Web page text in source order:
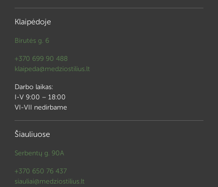
Klaipėdoje
Birutės g. 6
+370 699 90 488
klaipeda@medziostilius.lt
Darbo laikas:
I-V 9:00 – 18:00
VI-VII nedirbame
Šiauliuose
Serbentų g. 90A
+370 650 76 437
siauliai@medziostilius.lt